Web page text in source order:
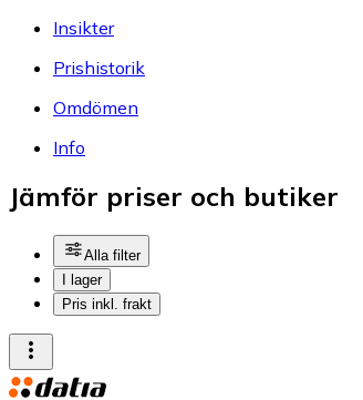
Insikter
Prishistorik
Omdömen
Info
Jämför priser och butiker
Alla filter
I lager
Pris inkl. frakt